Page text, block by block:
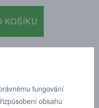
KOŠÍKU
fungování
obsahu